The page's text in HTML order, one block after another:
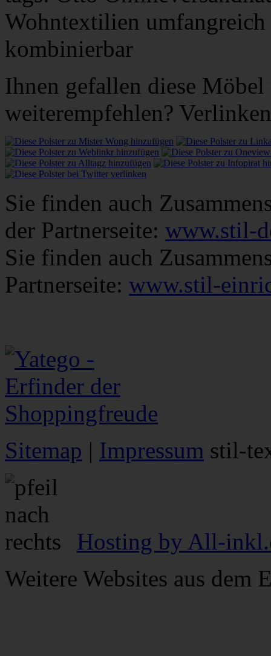
Wohntextilien
kombinierbar
Ihnen gefallen diese
weiterempfehlen?
Sie finden auch
der Partnerseite: www.stil-
Sie finden auch
Partnerseite: www.stil-
Sitemap | Impressum stil-
Hosting by All-
Weitere Websites aus dem